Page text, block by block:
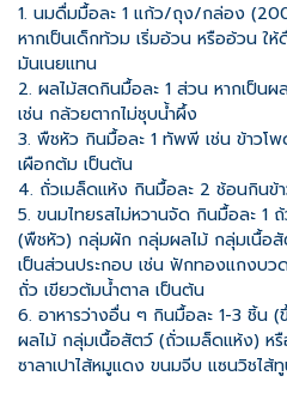
1. นมดื่มมื้อละ 1 แก้ว/ถุง/กล่อง
หากเป็นเด็กท้วม เริ่มอ้วน หรืออ้วน ใ
มันเนยแทน
2. ผลไม้สดกินมื้อละ 1 ส่วน หากเป็นผ
เช่น กล้วยตากไม่ชุบน้ำผึ้ง
3. พืชหัว กินมื้อละ 1 ทัพพี เช่น ข้าวโ
เผือกต้ม เป็นต้น
4. ถั่วเมล็ดแห้ง กินมื้อละ 2 ช้อนกินข้
5. ขนมไทยรสไม่หวานจัด กินมื้อละ 1
(พืชหัว) กลุ่มผัก กลุ่มผลไม้ กลุ่มเนื้อ
เป็นส่วนประกอบ เช่น ฟักทองแกงบ
ถั่ว เขียวต้มน้ำตาล เป็นต้น
6. อาหารว่างอื่น ๆ กินมื้อละ 1-3 ชิ้น
ผลไม้ กลุ่มเนื้อสัตว์ (ถั่วเมล็ดแห้ง) ห
ซาลาเปาไส้หมูแดง ขนมจีบ แซนวิชไ